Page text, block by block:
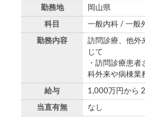
勤務地 岡山県
科目 一般内科 / 一般
勤務内容
訪問診療、他外
じて
・訪問診療患
科外来や病棟業
給与 1,000万円から
当直有無 なし